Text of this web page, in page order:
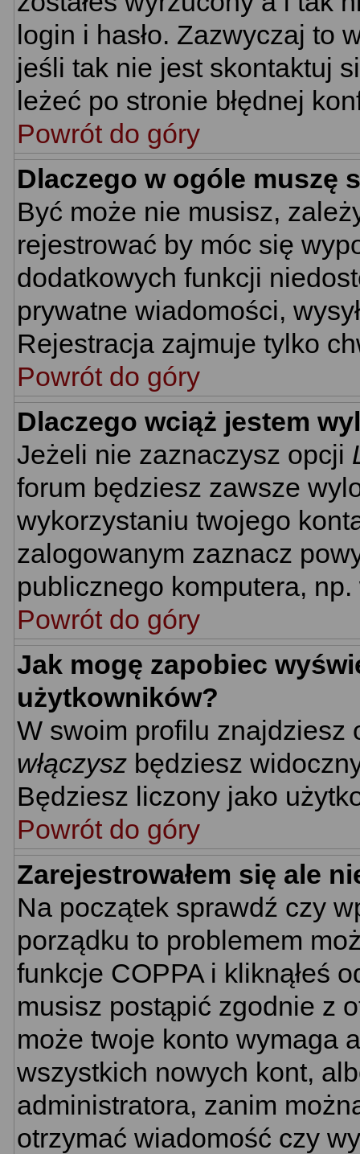
login i hasło. Zazwyczaj to
jeśli tak nie jest skontaktuj
leżeć po stronie błędnej
Powrót do góry
Dlaczego w ogóle muszę
Być może nie musisz,
rejestrować by móc się
dodatkowych funkcji
prywatne wiadomości,
Rejestracja zajmuje tylko
Powrót do góry
Dlaczego wciąż jestem
Jeżeli nie zaznaczysz opcji
forum będziesz zawsze
wykorzystaniu twojego
zalogowanym zaznacz
publicznego komputera,
Powrót do góry
Jak mogę zapobiec
użytkowników?
W swoim profilu znajdziesz
włączysz będziesz
Będziesz liczony jako
Powrót do góry
Zarejestrowałem się ale
Na początek sprawdź czy
porządku to problemem
funkcje COPPA i kliknąłeś
musisz postąpić zgodnie z
może twoje konto wymaga
wszystkich nowych kont,
administratora, zanim
otrzymać wiadomość czy